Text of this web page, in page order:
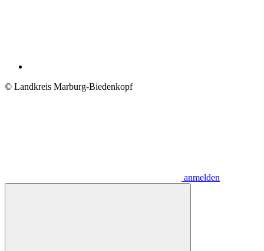
© Landkreis Marburg-Biedenkopf
anmelden